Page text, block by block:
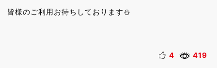
皆様のご利用お待ちしております⛄
4 419